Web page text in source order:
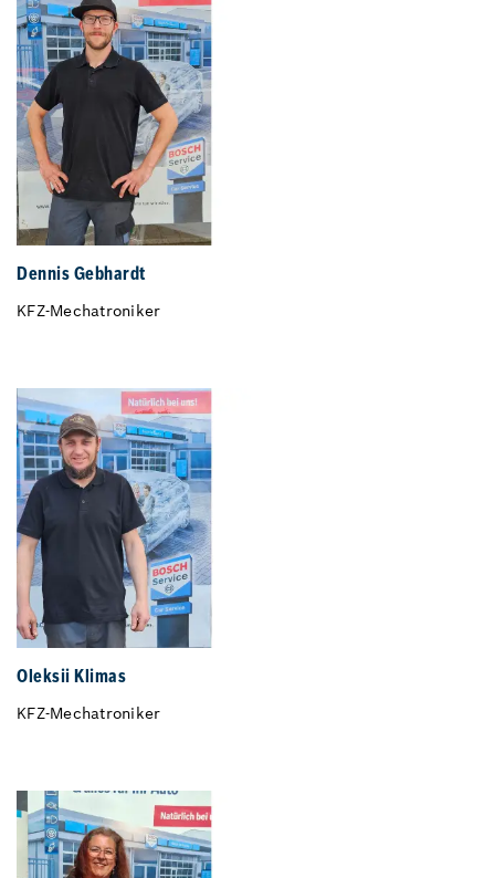
Dennis Gebhardt
KFZ-Mechatroniker
Oleksii Klimas
KFZ-Mechatroniker